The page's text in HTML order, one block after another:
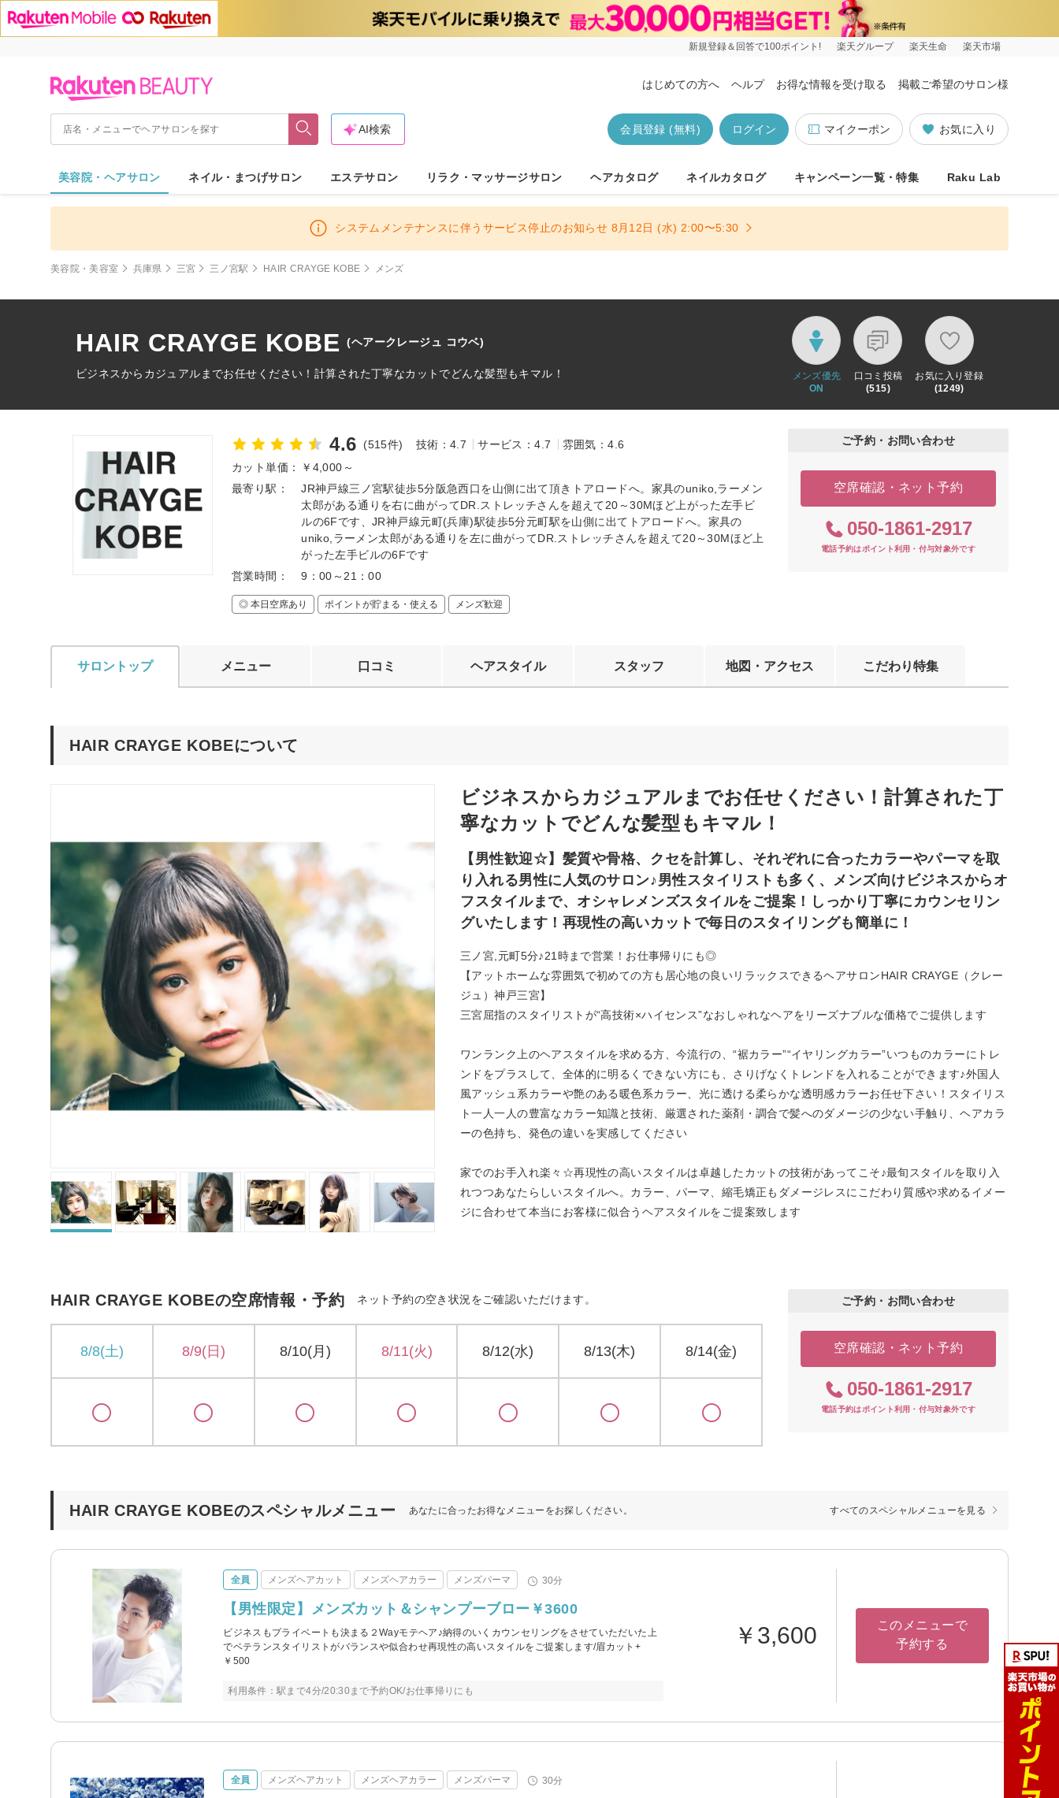
新規登録＆回答で100ポイント! 楽天グループ 楽天生命 楽天市場
はじめての方へ ヘルプ お得な情報を受け取る 掲載ご希望のサロン様
お気に入り
マイクーポン
ログイン
会員登録 (無料)
AI検索
美容院・ヘアサロン ネイル・まつげサロン エステサロン リラク・マッサージサロン ヘアカタログ ネイルカタログ キャンペーン一覧・特集 Raku Lab
システムメンテナンスに伴うサービス停止のお知らせ 8月12日 (水) 2:00〜5:30
美容院・美容室 兵庫県 三宮 三ノ宮駅 HAIR CRAYGE KOBE メンズ
HAIR CRAYGE KOBE (ヘアークレージュ コウベ)
ビジネスからカジュアルまでお任せください！計算された丁寧なカットでどんな髪型もキマル！
メンズ優先
ON
口コミ投稿
(515)
お気に入り登録
(1249)
4.6 (515件) 技術：4.7 サービス：4.7
雰囲気：4.6
カット単価：
￥4,000～
最寄り駅：
JR神戸線三ノ宮駅徒歩5分阪急西口を山側に出て頂きトアロードへ。家具のuniko,ラーメン
太郎がある通りを右に曲がってDR.ストレッチさんを超えて20～30Mほど上がった左手ビ
ルの6Fです、JR神戸線元町(兵庫)駅徒歩5分元町駅を山側に出てトアロードへ。家具の
uniko,ラーメン太郎がある通りを左に曲がってDR.ストレッチさんを超えて20～30Mほど上
がった左手ビルの6Fです
営業時間：
9：00～21：00
◎ 本日空席あり ポイントが貯まる・使える メンズ歓迎
ご予約・お問い合わせ
空席確認・ネット予約
050-1861-2917
電話予約はポイント利用・付与対象外です
サロントップ メニュー 口コミ ヘアスタイル スタッフ 地図・アクセス こだわり特集
HAIR CRAYGE KOBEについて
ビジネスからカジュアルまでお任せください！計算された丁
寧なカットでどんな髪型もキマル！
【男性歓迎☆】髪質や骨格、クセを計算し、それぞれに合ったカラーやパーマを取
り入れる男性に人気のサロン♪男性スタイリストも多く、メンズ向けビジネスからオ
フスタイルまで、オシャレメンズスタイルをご提案！しっかり丁寧にカウンセリン
グいたします！再現性の高いカットで毎日のスタイリングも簡単に！
三ノ宮,元町5分♪21時まで営業！お仕事帰りにも◎
【アットホームな雰囲気で初めての方も居心地の良いリラックスできるヘアサロンHAIR CRAYGE（クレー
ジュ）神戸三宮】
三宮屈指のスタイリストが“高技術×ハイセンス”なおしゃれなヘアをリーズナブルな価格でご提供します
ワンランク上のヘアスタイルを求める方、今流行の、“裾カラー”“イヤリングカラー”いつものカラーにトレ
ンドをプラスして、全体的に明るくできない方にも、さりげなくトレンドを入れることができます♪外国人
風アッシュ系カラーや艶のある暖色系カラー、光に透ける柔らかな透明感カラーお任せ下さい！スタイリス
ト一人一人の豊富なカラー知識と技術、厳選された薬剤・調合で髪へのダメージの少ない手触り、ヘアカラ
ーの色持ち、発色の違いを実感してください
家でのお手入れ楽々☆再現性の高いスタイルは卓越したカットの技術があってこそ♪最旬スタイルを取り入
れつつあなたらしいスタイルへ。カラー、パーマ、縮毛矯正もダメージレスにこだわり質感や求めるイメー
ジに合わせて本当にお客様に似合うヘアスタイルをご提案致します
HAIR CRAYGE KOBEの空席情報・予約 ネット予約の空き状況をご確認いただけます。
8/8(土) 8/9(日) 8/10(月) 8/11(火) 8/12(水) 8/13(木) 8/14(金)
ご予約・お問い合わせ
空席確認・ネット予約
050-1861-2917
電話予約はポイント利用・付与対象外です
HAIR CRAYGE KOBEのスペシャルメニュー あなたに合ったお得なメニューをお探しください。 すべてのスペシャルメニューを見る
全員 メンズヘアカット メンズヘアカラー メンズパーマ 30分
【男性限定】メンズカット＆シャンプーブロー￥3600
ビジネスもプライベートも決まる２Wayモテヘア♪納得のいくカウンセリングをさせていただいた上
でベテランスタイリストがバランスや似合わせ再現性の高いスタイルをご提案します/眉カット+
￥500
利用条件：駅まで4分/20:30まで予約OK/お仕事帰りにも
￥3,600
このメニューで
予約する
全員 メンズヘアカット メンズヘアカラー メンズパーマ 30分